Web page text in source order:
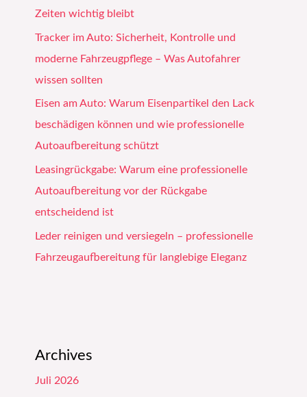
Zeiten wichtig bleibt
Tracker im Auto: Sicherheit, Kontrolle und
moderne Fahrzeugpflege – Was Autofahrer
wissen sollten
Eisen am Auto: Warum Eisenpartikel den Lack
beschädigen können und wie professionelle
Autoaufbereitung schützt
Leasingrückgabe: Warum eine professionelle
Autoaufbereitung vor der Rückgabe
entscheidend ist
Leder reinigen und versiegeln – professionelle
Fahrzeugaufbereitung für langlebige Eleganz
Archives
Juli 2026